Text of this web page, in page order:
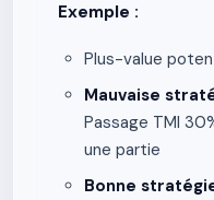
Exemple :
Plus-value
Mauvaise
Passage TMI
une partie
Bonne